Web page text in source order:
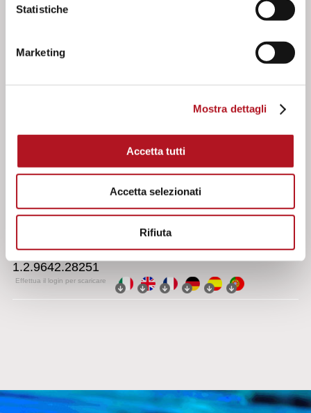
Statistiche
Marketing
Mostra dettagli
Accetta tutti
Accetta selezionati
Rifiuta
DOWNLOAD
Documenti
Software
Software di aggiornamento firmware ZW-Upgrade
Effettua il login per scaricare
Software di programmazione ZW-SMART rel.
1.2.9642.28251
Effettua il login per scaricare